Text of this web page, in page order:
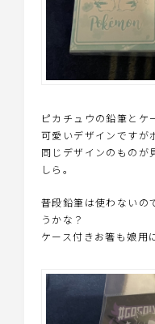
ピカチュウの鉛筆とケ
可愛いデザインですが
同じデザインのものが
しら。
普段鉛筆は使わないの
うかな？
ケース付きお箸も娘用